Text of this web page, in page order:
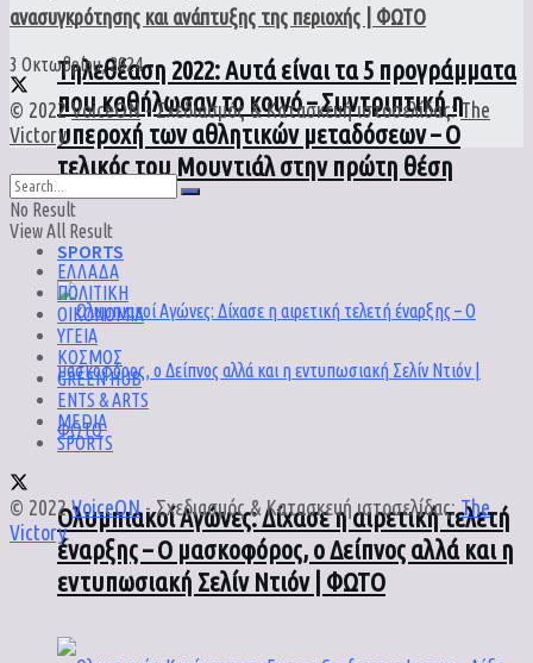
Τηλεθέαση 2022: Αυτά είναι τα 5 προγράμματα
που καθήλωσαν το κοινό – Συντριπτική η
υπεροχή των αθλητικών μεταδόσεων – Ο
τελικός του Μουντιάλ στην πρώτη θέση
SPORTS
Ολυμπιακοί Αγώνες: Δίχασε η αιρετική τελετή
έναρξης – Ο μασκοφόρος, ο Δείπνος αλλά και η
εντυπωσιακή Σελίν Ντιόν | ΦΩΤΟ
ανασυγκρότησης και ανάπτυξης της περιοχής | ΦΩΤΟ
3 Οκτωβρίου, 2024
© 2022VoiceON- Σχεδιασμός & Κατασκευή ιστοσελίδας:The
Victory.
No Result
View All Result
ΕΛΛΑΔΑ
ΠΟΛΙΤΙΚΗ
ΟΙΚΟΝΟΜΙΑ
ΥΓΕΙΑ
ΚΟΣΜΟΣ
GREEN HUB
ENTS & ARTS
MEDIA
SPORTS
© 2022VoiceON- Σχεδιασμός & Κατασκευή ιστοσελίδας:The
Victory.